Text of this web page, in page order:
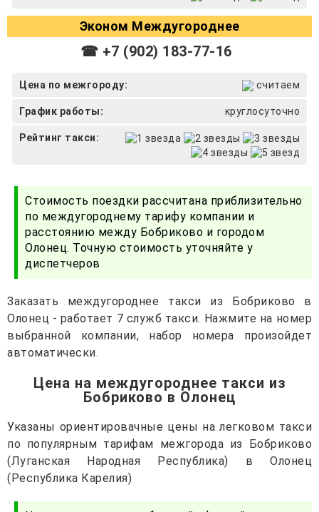
Эконом Междугороднее
☎ +7 (902) 183-77-16
Цена по межгороду: считаем
График работы: круглосуточно
Рейтинг такси:
Стоимость поездки рассчитана приблизительно
по междугороднему тарифу компании и
расстоянию между Бобриково и городом
Олонец. Точную стоимость уточняйте у
диспетчеров
Заказать междугороднее такси из Бобриково в
Олонец - работает 7 служб такси. Нажмите на номер
выбранной компании, набор номера произойдет
автоматически.
Цена на междугороднее такси из
Бобриково в Олонец
Указаны ориентировачные цены на легковом такси
по популярным тарифам межгорода из Бобриково
(Луганская Народная Республика) в Олонец
(Республика Карелия)